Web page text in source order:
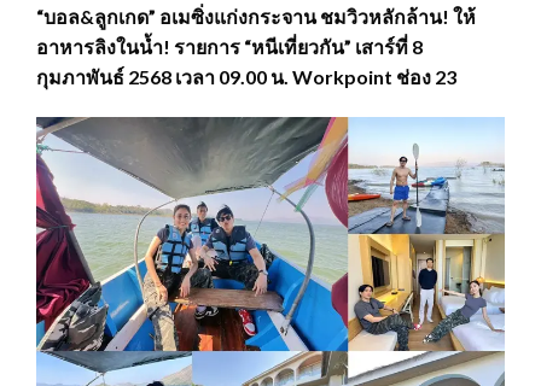
“บอล&ลูกเกด” อเมซิ่งแก่งกระจาน ชมวิวหลักล้าน! ให้
อาหารลิงในน้ำ! รายการ “หนีเที่ยวกัน” เสาร์ที่ 8
กุมภาพันธ์ 2568 เวลา 09.00 น. Workpoint ช่อง 23